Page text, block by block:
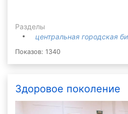
Разделы
центральная городская
Показов: 1340
Здоровое поколение